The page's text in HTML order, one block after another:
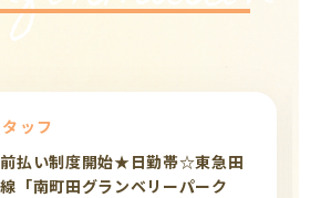
ッフ
払い制度開始★日勤帯☆東急田
「南町田グランベリーパーク